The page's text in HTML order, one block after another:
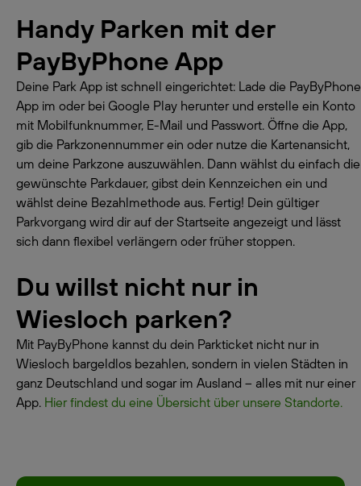
Handy Parken mit der
PayByPhone App
Deine Park App ist schnell eingerichtet: Lade die PayByPhone
App im oder bei Google Play herunter und erstelle ein Konto
mit Mobilfunknummer, E-Mail und Passwort. Öffne die App,
gib die Parkzonennummer ein oder nutze die Kartenansicht,
um deine Parkzone auszuwählen. Dann wählst du einfach die
gewünschte Parkdauer, gibst dein Kennzeichen ein und
wählst deine Bezahlmethode aus. Fertig! Dein gültiger
Parkvorgang wird dir auf der Startseite angezeigt und lässt
sich dann flexibel verlängern oder früher stoppen.
Du willst nicht nur in
Wiesloch parken?
Mit PayByPhone kannst du dein Parkticket nicht nur in
Wiesloch bargeldlos bezahlen, sondern in vielen Städten in
ganz Deutschland und sogar im Ausland – alles mit nur einer
App. Hier findest du eine Übersicht über unsere Standorte.